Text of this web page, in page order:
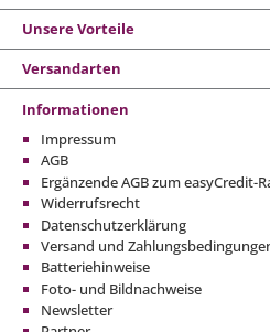
Unsere Vorteile
Versandarten
Informationen
Impressum
AGB
Ergänzende AGB zum easyCredit-
Widerrufsrecht
Datenschutzerklärung
Versand und
Batteriehinweise
Foto- und Bildnachweise
Newsletter